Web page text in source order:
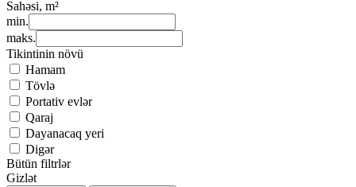
Sahəsi, m²
min.
maks.
Tikintinin növü
Hamam
Tövlə
Portativ evlər
Qaraj
Dayanacaq yeri
Digər
Bütün filtrlər
Gizlət